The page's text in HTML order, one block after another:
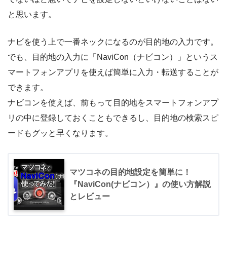
と思います。
ナビを使う上で一番ネックになるのが目的地の入力です。
でも、目的地の入力に「NaviCon（ナビコン）」というス
マートフォンアプリを使えば簡単に入力・転送することが
できます。
ナビコンを使えば、前もって目的地をスマートフォンアプ
リの中に登録しておくこともできるし、目的地の検索スピ
ードもグッと早くなります。
マツコネの目的地設定を簡単に！
『NaviCon(ナビコン）』の使い方解説
とレビュー